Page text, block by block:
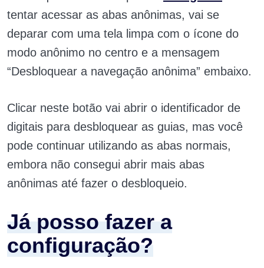
tentar acessar as abas anônimas, vai se
deparar com uma tela limpa com o ícone do
modo anônimo no centro e a mensagem
“Desbloquear a navegação anônima” embaixo.
Clicar neste botão vai abrir o identificador de
digitais para desbloquear as guias, mas você
pode continuar utilizando as abas normais,
embora não consegui abrir mais abas
anônimas até fazer o desbloqueio.
Já posso fazer a
configuração?